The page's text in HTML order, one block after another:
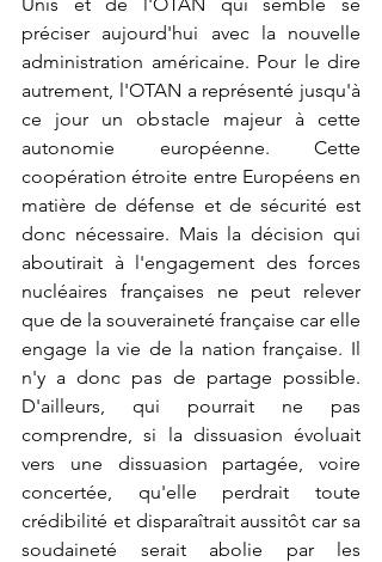
préciser aujourd'hui avec la nouvelle
administration américaine. Pour le dire
autrement, l'OTAN a représenté jusqu'à
ce jour un obstacle majeur à cette
autonomie européenne. Cette
coopération étroite entre Européens en
matière de défense et de sécurité est
donc nécessaire. Mais la décision qui
aboutirait à l'engagement des forces
nucléaires françaises ne peut relever
que de la souveraineté française car elle
engage la vie de la nation française. Il
n'y a donc pas de partage possible.
D'ailleurs, qui pourrait ne pas
comprendre, si la dissuasion évoluait
vers une dissuasion partagée, voire
concertée, qu'elle perdrait toute
crédibilité et disparaîtrait aussitôt car sa
soudaineté serait abolie par les